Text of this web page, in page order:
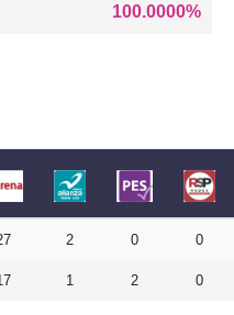
100.0000%
2 0 0
1 2 0